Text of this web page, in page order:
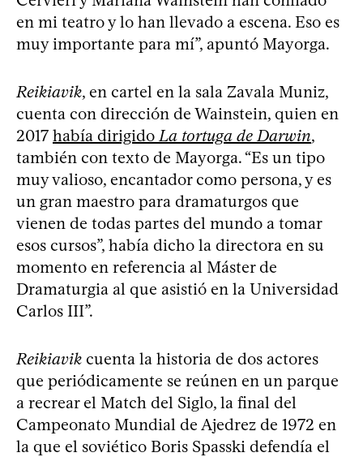
en mi teatro y lo han llevado a escena. Eso es
muy importante para mí”, apuntó Mayorga.
Reikiavik, en cartel en la sala Zavala Muniz,
cuenta con dirección de Wainstein, quien en
2017 había dirigido La tortuga de Darwin,
también con texto de Mayorga. “Es un tipo
muy valioso, encantador como persona, y es
un gran maestro para dramaturgos que
vienen de todas partes del mundo a tomar
esos cursos”, había dicho la directora en su
momento en referencia al Máster de
Dramaturgia al que asistió en la Universidad
Carlos III”.
Reikiavik cuenta la historia de dos actores
que periódicamente se reúnen en un parque
a recrear el Match del Siglo, la final del
Campeonato Mundial de Ajedrez de 1972 en
la que el soviético Boris Spasski defendía el